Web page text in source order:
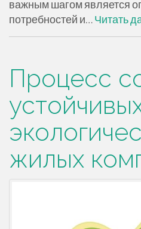
важным шагом является
потребностей и…Читать
Процесс
жилых